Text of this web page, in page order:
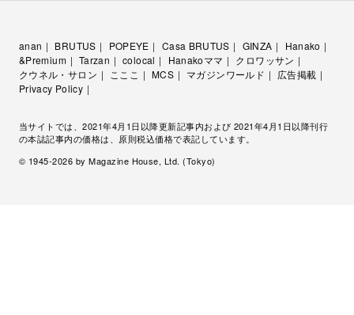
anan BRUTUS POPEYE Casa BRUTUS GINZA
Hanako
&Premium
Tarzan colocal Hanakoママ
クロワッサン
クウネル・サロン
こここ MCS マガジンワールド
広告掲載
Privacy Policy
当サイトでは、2021年4月1日以降更新記事内および 2021年4月1日以降刊行
の本誌記事内の価格は、原則税込価格で表記しています。
© 1945-2026 by Magazine House, Ltd. (Tokyo)